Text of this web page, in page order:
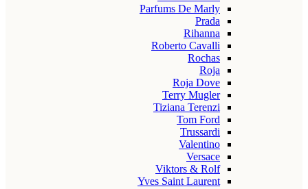
Parfums De Marly
Prada
Rihanna
Roberto Cavalli
Rochas
Roja
Roja Dove
Terry Mugler
Tiziana Terenzi
Tom Ford
Trussardi
Valentino
Versace
Viktors & Rolf
Yves Saint Laurent